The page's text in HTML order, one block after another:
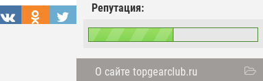
Репутация:
О сайте topgearclub.ru